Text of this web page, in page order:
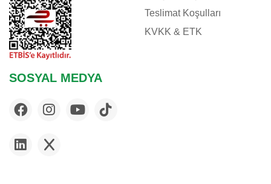
Teslimat Koşulları
KVKK & ETK
SOSYAL MEDYA